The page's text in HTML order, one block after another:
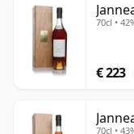
70cl •
€ 223
70cl •